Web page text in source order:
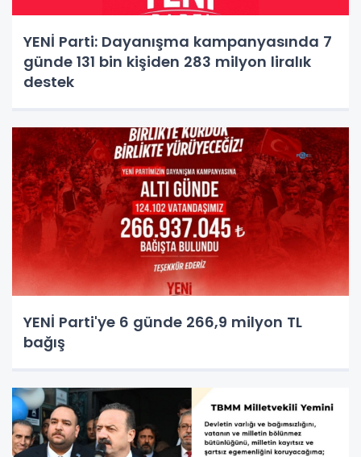
YENİ Parti: Dayanışma kampanyasında 7
günde 131 bin kişiden 283 milyon liralık
destek
YENİ Parti'ye 6 günde 266,9 milyon TL
bağış